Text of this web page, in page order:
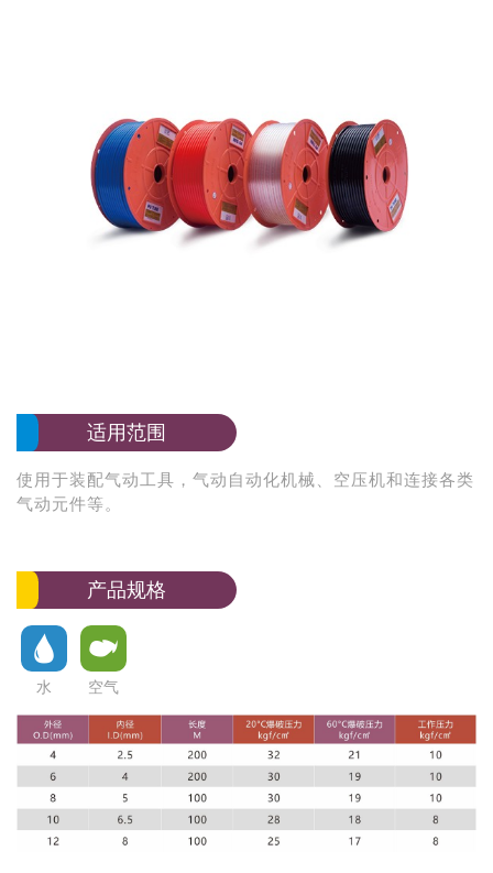
适用范围
使用于装配气动工具，气动自动化机械、空压机和连接各类
气动元件等。
产品规格
水 空气